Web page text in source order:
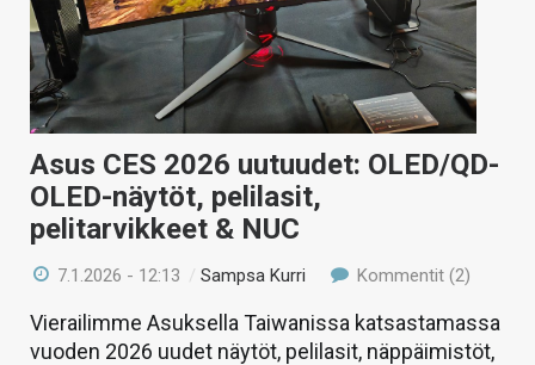
Asus CES 2026 uutuudet: OLED/QD-
OLED-näytöt, pelilasit,
pelitarvikkeet & NUC
7.1.2026 - 12:13 /Sampsa Kurri Kommentit (2)
Vierailimme Asuksella Taiwanissa katsastamassa
vuoden 2026 uudet näytöt, pelilasit, näppäimistöt,